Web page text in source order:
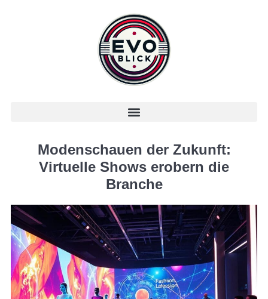
Modenschauen der Zukunft:
Virtuelle Shows erobern die
Branche